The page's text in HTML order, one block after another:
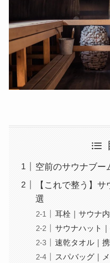
空前のサウナブー
【これで整う】
選
耳栓｜サウナ
サウナハット
速乾タオル｜
スパバッグ｜